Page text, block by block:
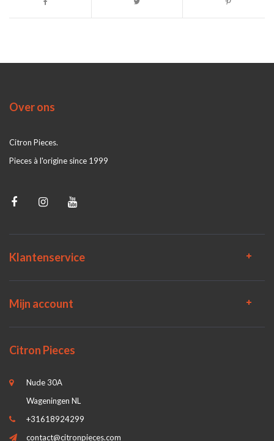
Over ons
Citron Pieces.
Pieces à l'origine since 1999
Klantenservice
Mijn account
Citron Pieces
Nude 30A
Wageningen NL
+31618924299
contact@citronpieces.com